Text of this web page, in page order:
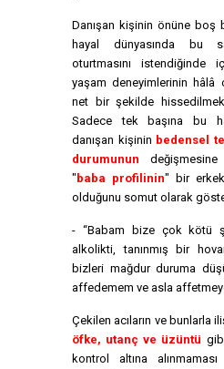
Danışan kişinin önüne boş
hayal dünyasında bu
oturtmasını istendiğinde
yaşam deneyimlerinin hâlâ
net bir şekilde
Sadece tek başına bu
danışan kişinin bedensel
durumunun
" baba profilinin" bir
olduğunu somut olarak
- “Babam bize çok kötü
alkolikti, tanınmış bir
bizleri mağdur duruma
affedemem ve asla
Çekilen acıların ve bunlarla
öfke, utanç ve üzüntü
kontrol altına